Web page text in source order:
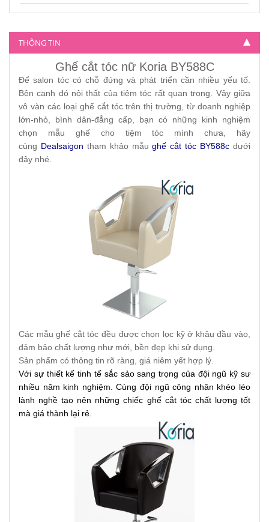
4.500.000
THÔNG TIN
Ghế cắt tóc nữ Koria BY588C
Để salon tóc có chỗ đứng và phát triển cần nhiều yếu tố.
Bên cạnh đó nội thất của tiệm tóc rất quan trọng. Vậy giữa
vô vàn các loại ghế cắt tóc trên thị trường, từ doanh nghiệp
lớn-nhỏ, bình dân-đẳng cấp, bạn có những kinh nghiệm
chọn mẫu ghế cho tiệm tóc mình chưa, hãy
cùng Dealsaigon tham khảo mẫughế cắt tóc BY588c dưới
đây nhé.
Các mẫu ghế cắt tóc đều được chọn lọc kỹ ở khâu đầu vào,
đảm bảo chất lượng như mới, bền đẹp khi sử dụng.
Sản phẩm có thông tin rõ ràng, giá niêm yết hợp lý.
Với sự thiết kế tinh tế sắc sảo sang trọng của đội ngũ kỹ sư
nhiều năm kinh nghiệm. Cùng đội ngũ công nhân khéo léo
lành nghề tạo nên những chiếc ghế cắt tóc chất lượng tốt
mà giá thành lại rẻ.